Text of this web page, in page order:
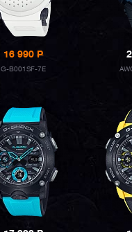
16 990P
G-B001SF-7E